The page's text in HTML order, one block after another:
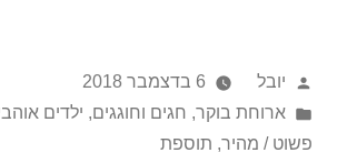
אנטי-חנוכתי
פורסם
על
ידי
יובל
6 בדצמבר 2018
Posted
in
ארוחת בוקר, חגים וחוגגים, ילדים
פשוט / מהיר, תוספת